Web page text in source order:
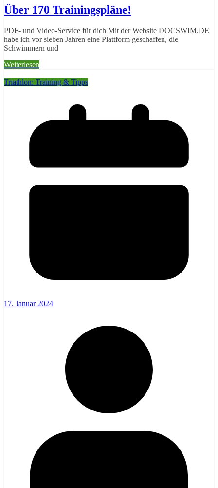
Über 170 Trainingspläne!
PDF- und Video-Service für dich Mit der Website DOCSWIM.DE
habe ich vor sieben Jahren eine Plattform geschaffen, die
Schwimmern und
Weiterlesen
Triathlon: Training & Tipps
17. Januar 2024